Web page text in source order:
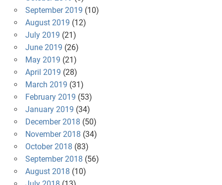
September 2019 (10)
August 2019 (12)
July 2019 (21)
June 2019 (26)
May 2019 (21)
April 2019 (28)
March 2019 (31)
February 2019 (53)
January 2019 (34)
December 2018 (50)
November 2018 (34)
October 2018 (83)
September 2018 (56)
August 2018 (10)